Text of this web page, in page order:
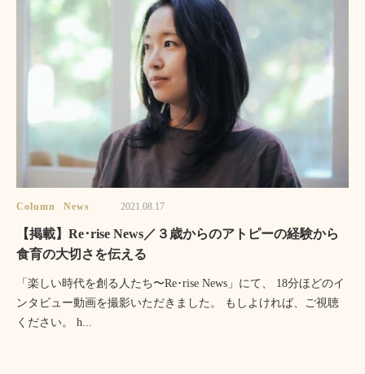
Column News 2021.08.17
【掲載】Re･rise News／３歳からのアトピーの経験から
食育の大切さを伝える
「楽しい時代を創る人たち〜Re･rise News」にて、 18分ほどのイ
ンタビュー動画を撮影いただきました。 もしよければ、ご視聴
ください。 h...